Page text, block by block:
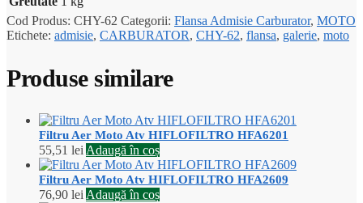
Cod Produs: CHY-62 Categorii: Flansa Admisie Carburator, MOTO
Etichete: admisie, CARBURATOR, CHY-62, flansa, galerie, moto
Produse similare
Filtru Aer Moto Atv HIFLOFILTRO HFA6201
55,51 lei Adaugă în coș
Filtru Aer Moto Atv HIFLOFILTRO HFA2609
76,90 lei Adaugă în coș